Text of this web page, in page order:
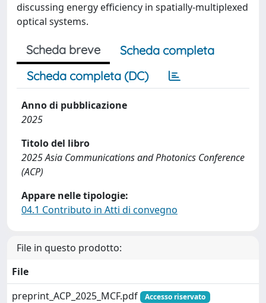
discussing energy efficiency in spatially-multiplexed
optical systems.
Scheda breve
Scheda completa
Scheda completa (DC)
Anno di pubblicazione
2025
Titolo del libro
2025 Asia Communications and Photonics Conference
(ACP)
Appare nelle tipologie:
04.1 Contributo in Atti di convegno
File in questo prodotto:
File
preprint_ACP_2025_MCF.pdf
Accesso riservato